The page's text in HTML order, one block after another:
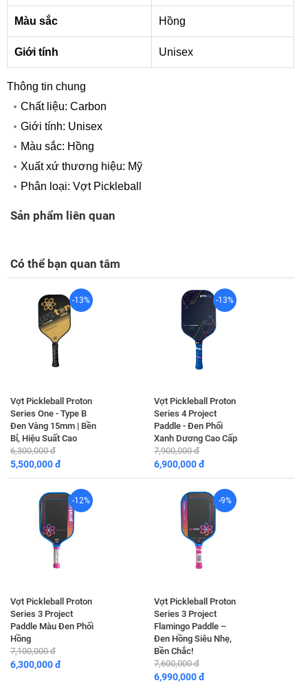
Màu sắc Hồng
Giới tính Unisex
Thông tin chung
Chất liệu: Carbon
Giới tính: Unisex
Màu sắc: Hồng
Xuất xứ thương hiệu: Mỹ
Phân loại: Vợt Pickleball
Sản phẩm liên quan
Có thể bạn quan tâm
-13%
Vợt Pickleball Proton
Series One - Type B
Đen Vàng 15mm | Bền
Bỉ, Hiệu Suất Cao
6,300,000 đ
5,500,000 đ
-13%
Vợt Pickleball Proton
Series 4 Project
Paddle - Đen Phối
Xanh Dương Cao Cấp
7,900,000 đ
6,900,000 đ
-12%
Vợt Pickleball Proton
Series 3 Project
Paddle Màu Đen Phối
Hồng
7,100,000 đ
6,300,000 đ
-9%
Vợt Pickleball Proton
Series 3 Project
Flamingo Paddle –
Đen Hồng Siêu Nhẹ,
Bền Chắc!
7,600,000 đ
6,990,000 đ